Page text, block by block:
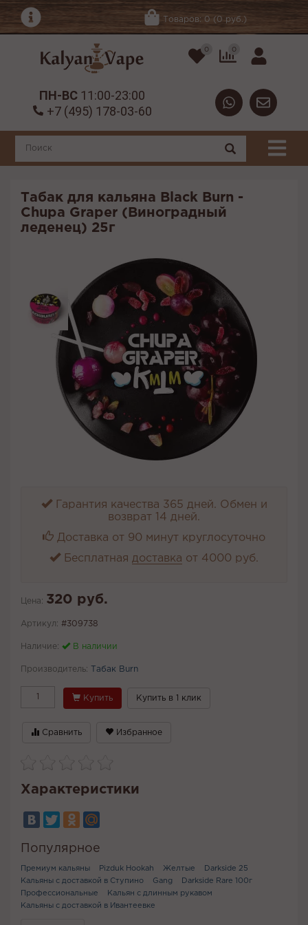
Товаров: 0 (0 руб.)
0 0
ПН-ВС 11:00-23:00
+7 (495) 178-03-60
Табак для кальяна Black Burn -
Chupa Graper (Виноградный
леденец) 25г
Гарантия качества 365 дней. Обмен и
возврат 14 дней.
Доставка от 90 минут круглосуточно
Бесплатная доставка от 4000 руб.
Цена: 320 руб.
Артикул: #309738
Наличие: В наличии
Производитель: Табак Burn
Купить Купить в 1 клик
Сравнить Избранное
Характеристики
Популярное
Премиум кальяны Pizduk Hookah Желтые
Darkside 25
Кальяны с доставкой в Ступино
Gang
Darkside Rare 100г
Профессиональные
Кальян с длинным рукавом
Кальяны с доставкой в Ивантеевке